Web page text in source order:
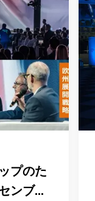
プのた
ンブル